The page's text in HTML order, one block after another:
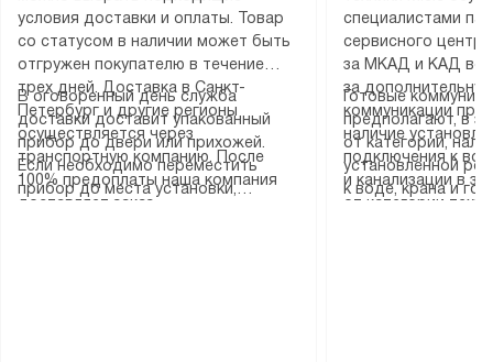
условия доставки и оплаты. Товар
со статусом в наличии может быть
отгружен покупателю в течение
трех дней. Доставка в Санкт-
Петербург и другие регионы
осуществляется через
транспортную компанию. После
100% предоплаты наша компания
доставляет заказ
В оговоренный день служба
доставки доставит упакованный
прибор до двери или прихожей.
Если необходимо переместить
прибор до места установки,
специалистами
сервисного
за МКАД и КАД
за
коммуникации
наличие
подключения к
и канализации в
от категории
Готовые
предполагают, в
от категории,
установленной
к воде, крана и